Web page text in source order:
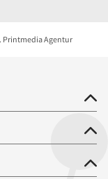
Printmedia Agentur